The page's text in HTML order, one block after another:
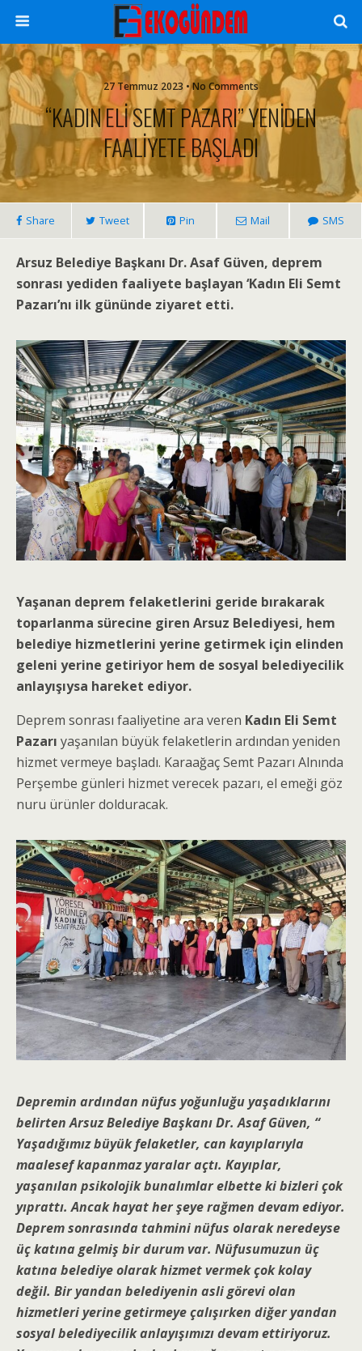
27 Temmuz 2023 • No Comments
“KADIN ELİ SEMT PAZARI” YENİDEN
FAALİYETE BAŞLADI
Share Tweet Pin Mail SMS
Arsuz Belediye Başkanı Dr. Asaf Güven, deprem
sonrası yediden faaliyete başlayan ‘Kadın Eli Semt
Pazarı’nı ilk gününde ziyaret etti.
Yaşanan deprem felaketlerini geride bırakarak
toparlanma sürecine giren Arsuz Belediyesi, hem
belediye hizmetlerini yerine getirmek için elinden
geleni yerine getiriyor hem de sosyal belediyecilik
anlayışıysa hareket ediyor.
Deprem sonrası faaliyetine ara veren Kadın Eli Semt
Pazarı yaşanılan büyük felaketlerin ardından yeniden
hizmet vermeye başladı. Karaağaç Semt Pazarı Alnında
Perşembe günleri hizmet verecek pazarı, el emeği göz
nuru ürünler dolduracak.
Depremin ardından nüfus yoğunluğu yaşadıklarını
belirten Arsuz Belediye Başkanı Dr. Asaf Güven, “
Yaşadığımız büyük felaketler, can kayıplarıyla
maalesef kapanmaz yaralar açtı. Kayıplar,
yaşanılan psikolojik bunalımlar elbette ki bizleri çok
yıprattı. Ancak hayat her şeye rağmen devam ediyor.
Deprem sonrasında tahmini nüfus olarak neredeyse
üç katına gelmiş bir durum var. Nüfusumuzun üç
katına belediye olarak hizmet vermek çok kolay
değil. Bir yandan belediyenin asli görevi olan
hizmetleri yerine getirmeye çalışırken diğer yandan
sosyal belediyecilik anlayışımızı devam ettiriyoruz.